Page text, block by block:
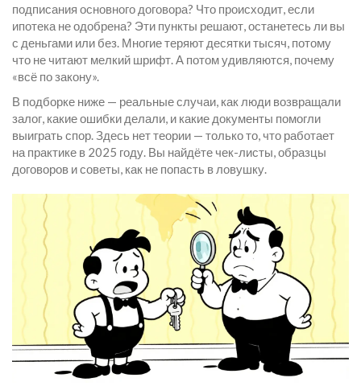
подписания основного договора? Что происходит, если
ипотека не одобрена? Эти пункты решают, останетесь ли вы
с деньгами или без. Многие теряют десятки тысяч, потому
что не читают мелкий шрифт. А потом удивляются, почему
«всё по закону».
В подборке ниже — реальные случаи, как люди возвращали
залог, какие ошибки делали, и какие документы помогли
выиграть спор. Здесь нет теории — только то, что работает
на практике в 2025 году. Вы найдёте чек-листы, образцы
договоров и советы, как не попасть в ловушку.